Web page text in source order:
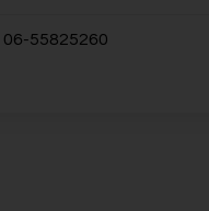
06-55825260